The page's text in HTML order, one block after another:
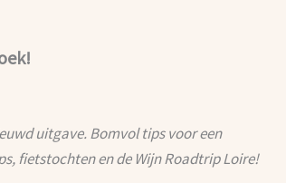
uitgave. Bomvol tips voor een
fietstochten en de Wijn Roadtrip Loire!